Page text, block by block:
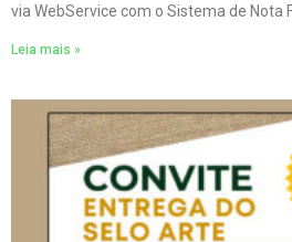
via WebService com o Sistema de Nota
Leia mais »